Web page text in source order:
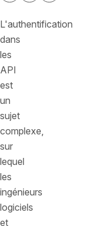
L'authentification
dans
les
API
est
un
sujet
complexe,
sur
lequel
les
ingénieurs
logiciels
et